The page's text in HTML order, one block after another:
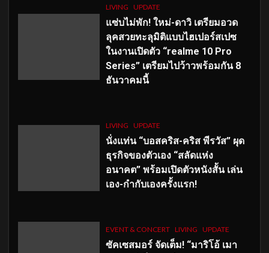
LIVING UPDATE
แซ่บไม่พัก! ใหม่-ดาวิ เตรียมอวด
ลุคสวยทะลุมิติแบบไฮเปอร์สเปซ
ในงานเปิดตัว “realme 10 Pro
Series” เตรียมไปว้าวพร้อมกัน 8
ธันวาคมนี้
LIVING UPDATE
นั่งแท่น “บอสคริส-คริส พีรวัส” ผุด
ธุรกิจของตัวเอง “สลัดแห่ง
อนาคต” พร้อมเปิดตัวหนังสั้น เล่น
เอง-กำกับเองครั้งแรก!
EVENT & CONCERT LIVING UPDATE
ซัคเซสมอร์ จัดเต็ม! “มาริโอ้ เมา